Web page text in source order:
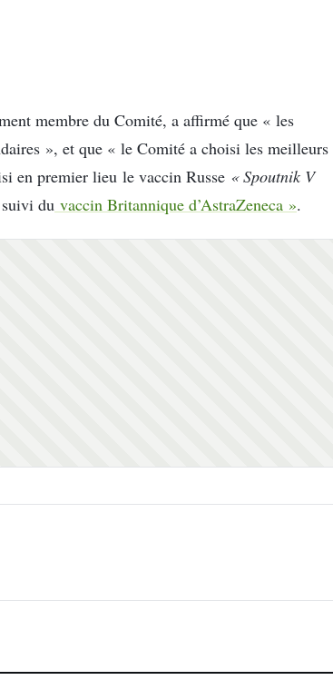
membre du Comité, a affirmé que « les
», et que « le Comité a choisi les meilleurs
en premier lieu le vaccin Russe « Spoutnik V
du vaccin Britannique d’AstraZeneca ».